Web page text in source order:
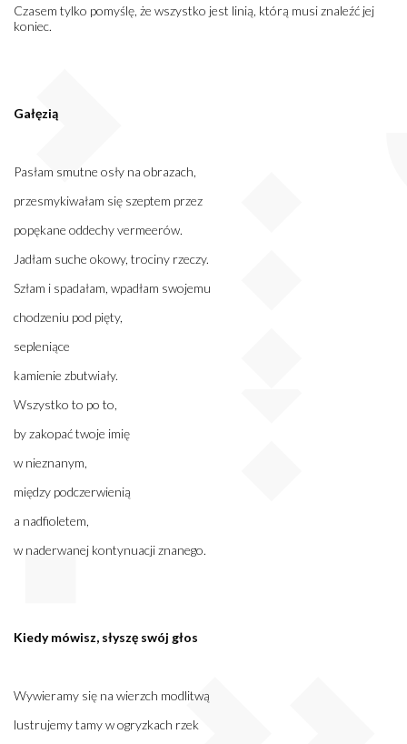
Czasem tylko pomyślę, że wszystko jest linią, którą musi znaleźć jej
koniec.
Gałęzią
Pasłam smutne osły na obrazach,
przesmykiwałam się szeptem przez
popękane oddechy vermeerów.
Jadłam suche okowy, trociny rzeczy.
Szłam i spadałam, wpadłam swojemu
chodzeniu pod pięty,
sepleniące
kamienie zbutwiały.
Wszystko to po to,
by zakopać twoje imię
w nieznanym,
między podczerwienią
a nadfioletem,
w naderwanej kontynuacji znanego.
Kiedy mówisz, słyszę swój głos
Wywieramy się na wierzch modlitwą
lustrujemy tamy w ogryzkach rzek